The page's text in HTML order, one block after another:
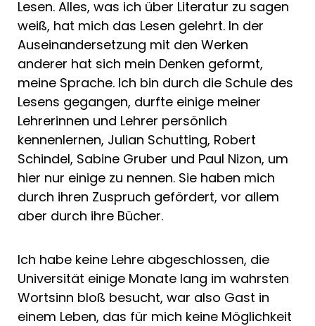
Lesen. Alles, was ich über Literatur zu sagen
weiß, hat mich das Lesen gelehrt. In der
Auseinandersetzung mit den Werken
anderer hat sich mein Denken geformt,
meine Sprache. Ich bin durch die Schule des
Lesens gegangen, durfte einige meiner
Lehrerinnen und Lehrer persönlich
kennenlernen, Julian Schutting, Robert
Schindel, Sabine Gruber und Paul Nizon, um
hier nur einige zu nennen. Sie haben mich
durch ihren Zuspruch gefördert, vor allem
aber durch ihre Bücher.
Ich habe keine Lehre abgeschlossen, die
Universität einige Monate lang im wahrsten
Wortsinn bloß besucht, war also Gast in
einem Leben, das für mich keine Möglichkeit